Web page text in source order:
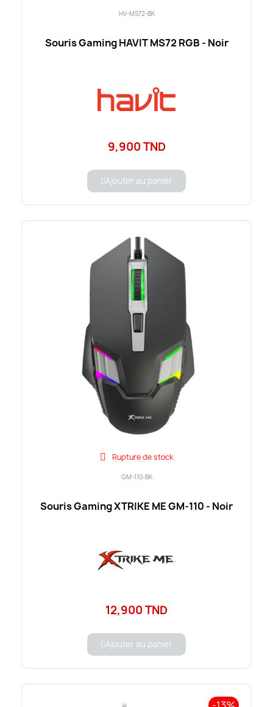
HV-MS72-BK
Souris Gaming HAVIT MS72 RGB - Noir
9,900 TND
Ajouter au panier
Rupture de stock
GM-110-BK
Souris Gaming XTRIKE ME GM-110 - Noir
12,900 TND
Ajouter au panier